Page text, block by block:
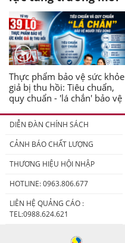
Thực phẩm bảo vệ sức khỏe
giả bị thu hồi: Tiêu chuẩn,
quy chuẩn - 'lá chắn' bảo vệ
DIỄN ĐÀN CHÍNH SÁCH
CẢNH BÁO CHẤT LƯỢNG
THƯƠNG HIỆU HỘI NHẬP
HOTLINE: 0963.806.677
LIÊN HỆ QUẢNG CÁO :
TEL:0988.624.621